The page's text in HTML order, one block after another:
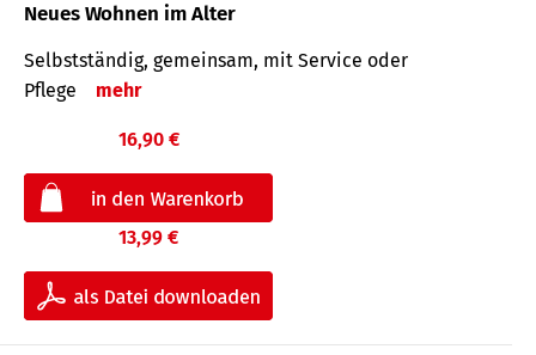
Neues Wohnen im Alter
Selbstständig, gemeinsam, mit Service oder
Pflege
mehr
16,90 €
13,99 €